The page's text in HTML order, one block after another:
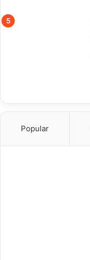
Popular